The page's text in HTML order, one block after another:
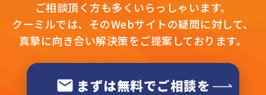
ご相談頂く方も多くいらっしゃいます。
クーミルでは、そのWebサイトの疑問に対して、
真摯に向き合い解決策をご提案しております。
まずは無料でご相談を